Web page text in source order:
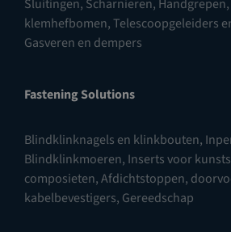
Sluitingen, Scharnieren,
klemhefbomen,Telescoopgeleiders
Gasveren en dempers
Fastening Solutions
Blindklinknagels en klinkbouten,
Blindklinkmoeren, Inserts voor
composieten,Afdichtstoppen,
kabelbevestigers, Gereedschap